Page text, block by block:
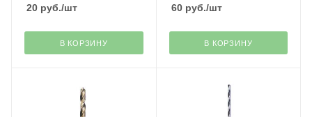
20 руб./шт
В КОРЗИНУ
60руб./шт
В КОРЗИНУ